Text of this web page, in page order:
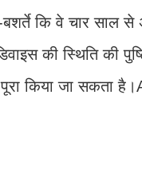
कि वे चार साल से
की स्थिति की
किया जा सकता